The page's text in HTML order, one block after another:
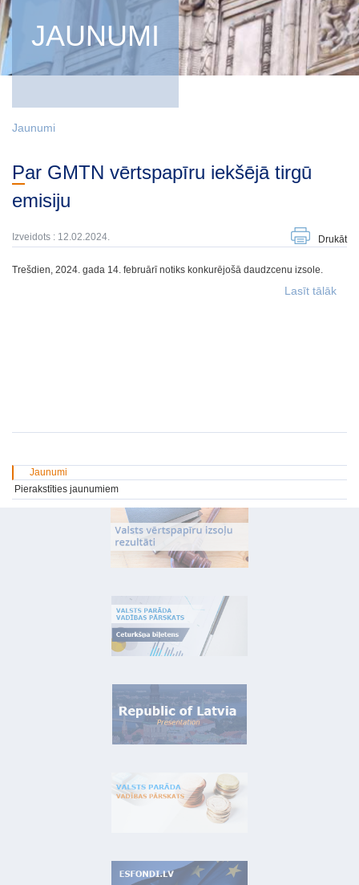
JAUNUMI
Jaunumi
Par GMTN vērtspapīru iekšējā tirgū
emisiju
Izveidots : 12.02.2024. Drukāt
Trešdien, 2024. gada 14. februārī notiks konkurējošā daudzcenu izsole.
Lasīt tālāk
Jaunumi
Pierakstīties jaunumiem